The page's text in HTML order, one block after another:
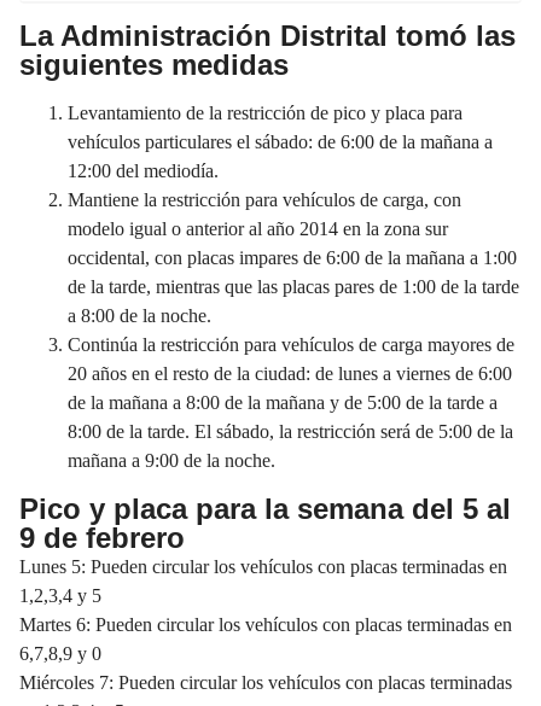
La Administración Distrital tomó las
siguientes medidas
Levantamiento de la restricción de pico y placa para
vehículos particulares el sábado: de 6:00 de la mañana a
12:00 del mediodía.
Mantiene la restricción para vehículos de carga, con
modelo igual o anterior al año 2014 en la zona sur
occidental, con placas impares de 6:00 de la mañana a 1:00
de la tarde, mientras que las placas pares de 1:00 de la tarde
a 8:00 de la noche.
Continúa la restricción para vehículos de carga mayores de
20 años en el resto de la ciudad: de lunes a viernes de 6:00
de la mañana a 8:00 de la mañana y de 5:00 de la tarde a
8:00 de la tarde. El sábado, la restricción será de 5:00 de la
mañana a 9:00 de la noche.
Pico y placa para la semana del 5 al
9 de febrero
Lunes 5: Pueden circular los vehículos con placas terminadas en
1,2,3,4 y 5
Martes 6: Pueden circular los vehículos con placas terminadas en
6,7,8,9 y 0
Miércoles 7: Pueden circular los vehículos con placas terminadas